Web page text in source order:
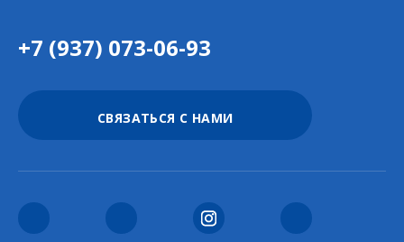
+7 (937) 073-06-93
СВЯЗАТЬСЯ С НАМИ